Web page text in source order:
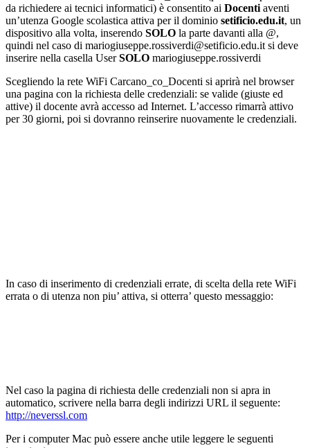
da richiedere ai tecnici informatici) è consentito ai Docenti aventi
un’utenza Google scolastica attiva per il dominio setificio.edu.it, un
dispositivo alla volta, inserendo SOLO la parte davanti alla @,
quindi nel caso di mariogiuseppe.rossiverdi@setificio.edu.it si deve
inserire nella casella User SOLO mariogiuseppe.rossiverdi
Scegliendo la rete WiFi Carcano_co_Docenti si aprirà nel browser
una pagina con la richiesta delle credenziali: se valide (giuste ed
attive) il docente avrà accesso ad Internet. L’accesso rimarrà attivo
per 30 giorni, poi si dovranno reinserire nuovamente le credenziali.
In caso di inserimento di credenziali errate, di scelta della rete WiFi
errata o di utenza non piu’ attiva, si otterra’ questo messaggio:
Nel caso la pagina di richiesta delle credenziali non si apra in
automatico, scrivere nella barra degli indirizzi URL il seguente:
http://neverssl.com
Per i computer Mac può essere anche utile leggere le seguenti